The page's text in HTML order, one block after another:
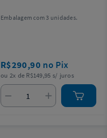
Embalagem com 3 unidades.
R$290,90 no Pix
ou 2x de R$149,95 s/ juros